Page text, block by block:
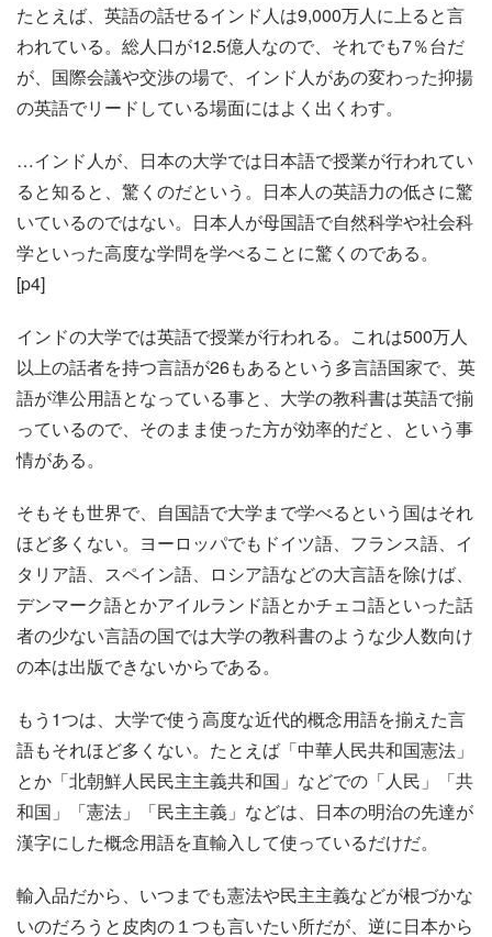
たとえば、英語の話せるインド人は9,000万人に上ると言
われている。総人口が12.5億人なので、それでも7％台だ
が、国際会議や交渉の場で、インド人があの変わった抑揚
の英語でリードしている場面にはよく出くわす。
…インド人が、日本の大学では日本語で授業が行われてい
ると知ると、驚くのだという。日本人の英語力の低さに驚
いているのではない。日本人が母国語で自然科学や社会科
学といった高度な学問を学べることに驚くのである。
[p4]
インドの大学では英語で授業が行われる。これは500万人
以上の話者を持つ言語が26もあるという多言語国家で、英
語が準公用語となっている事と、大学の教科書は英語で揃
っているので、そのまま使った方が効率的だと、という事
情がある。
そもそも世界で、自国語で大学まで学べるという国はそれ
ほど多くない。ヨーロッパでもドイツ語、フランス語、イ
タリア語、スペイン語、ロシア語などの大言語を除けば、
デンマーク語とかアイルランド語とかチェコ語といった話
者の少ない言語の国では大学の教科書のような少人数向け
の本は出版できないからである。
もう1つは、大学で使う高度な近代的概念用語を揃えた言
語もそれほど多くない。たとえば「中華人民共和国憲法」
とか「北朝鮮人民民主主義共和国」などでの「人民」「共
和国」「憲法」「民主主義」などは、日本の明治の先達が
漢字にした概念用語を直輸入して使っているだけだ。
輸入品だから、いつまでも憲法や民主主義などが根づかな
いのだろうと皮肉の１つも言いたい所だが、逆に日本から